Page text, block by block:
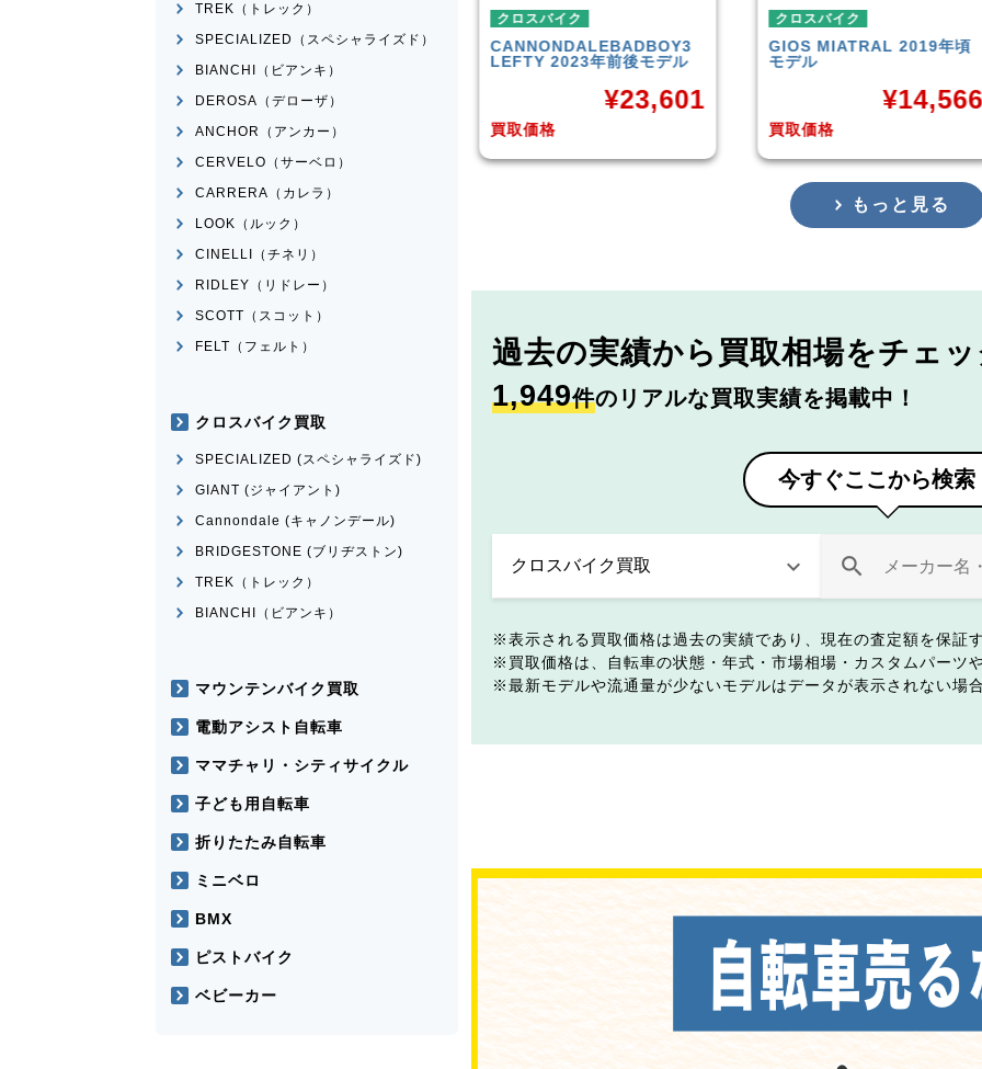
クロスバイク
CANNONDALEBADBOY3
LEFTY 2023年前後モデル
買取価格
¥
クロスバイク
GIOSMIATRAL 2019年頃
モデル
買取価格
¥14,566
クロスバイク
TREKFX3 Disc 2019年頃
モデル
買取価格
¥
もっと見る
過去の実績から 買取相場をチェ
1,949件のリアルな買取実績を掲載中！
今すぐここから検索
表示される買取価格は過去の実績であり、現在の査定額を保証
買取価格は、自転車の状態・年式・市場相場・カスタムパーツ
最新モデルや流通量が少ないモデルはデータが表示されない場
TREK（トレック）
SPECIALIZED（スペシャライズド）
BIANCHI（ビアンキ）
DEROSA（デローザ）
ANCHOR（アンカー）
CERVELO（サーベロ）
CARRERA（カレラ）
LOOK（ルック）
CINELLI（チネリ）
RIDLEY（リドレー）
SCOTT（スコット）
FELT（フェルト）
クロスバイク買取
SPECIALIZED (スペシャライズド)
GIANT (ジャイアント)
Cannondale (キャノンデール)
BRIDGESTONE (ブリヂストン)
TREK（トレック）
BIANCHI（ビアンキ）
マウンテンバイク買取
電動アシスト自転車
ママチャリ・シティサイクル
子ども用自転車
折りたたみ自転車
ミニベロ
BMX
ピストバイク
ベビーカー